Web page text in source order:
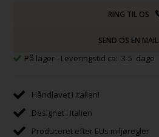
RING TIL OS
SEND OS EN MAIL
På lager - Leveringstid ca: 3-5 dage
Håndlavet i Italien!
Designet i Italien
Produceret efter EUs miljøregler